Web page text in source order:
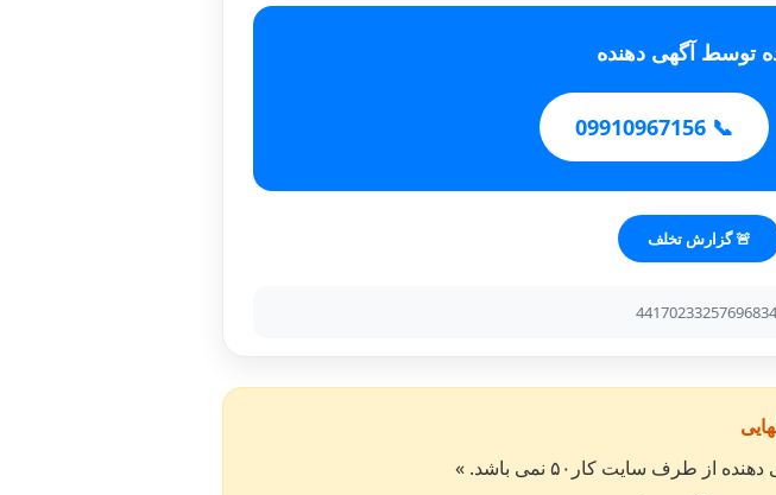
توسط آگهی دهنده
📞 09910967156
🚨 گزارش تخلف